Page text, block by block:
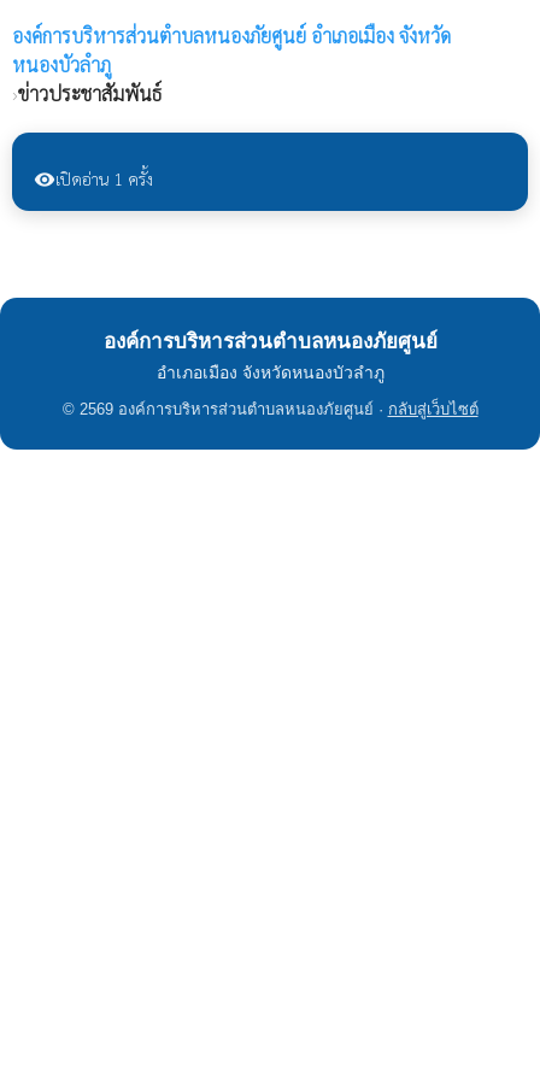
องค์การบริหารส่วนตำบลหนองภัยศูนย์ อำเภอเมือง จังหวัด
หนองบัวลำภู
›ข่าวประชาสัมพันธ์
visibilityเปิดอ่าน 1 ครั้ง
องค์การบริหารส่วนตำบลหนองภัยศูนย์
อำเภอเมือง จังหวัดหนองบัวลำภู
© 2569 องค์การบริหารส่วนตำบลหนองภัยศูนย์ · กลับสู่เว็บไซต์